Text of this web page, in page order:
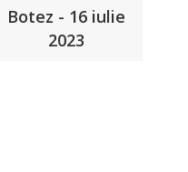
Botez - 16 iulie
2023